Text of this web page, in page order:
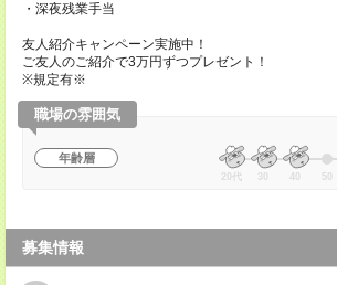
・深夜残業手当
友人紹介キャンペーン実施中！
ご友人のご紹介で3万円ずつプレゼント！
※規定有※
職場の雰囲気
年齢層
20代 30 40 50
募集情報